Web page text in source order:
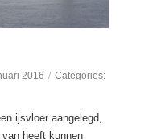
2016 / Categories:
ijsvloer aangelegd,
heeft kunnen